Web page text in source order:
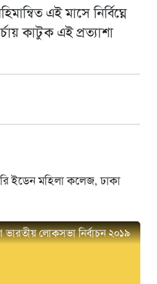
এই মাসে নির্বিঘ্নে
কাটুক এই প্রত্যাশা
ইডেন মহিলা কলেজ, ঢাকা
ভারতীয় লোকসভা নির্বাচন ২০১৯